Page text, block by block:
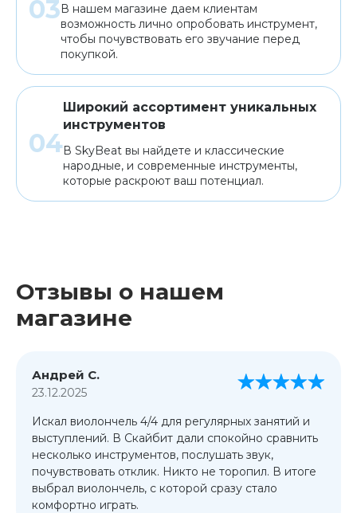
В нашем магазине даем клиентам
возможность лично опробовать инструмент,
чтобы почувствовать его звучание перед
покупкой.
Широкий ассортимент уникальных
инструментов
В SkyBeat вы найдете и классические
народные, и современные инструменты,
которые раскроют ваш потенциал.
Отзывы о нашем
магазине
Андрей С.
23.12.2025
Искал виолончель 4/4 для регулярных занятий и
выступлений. В Скайбит дали спокойно сравнить
несколько инструментов, послушать звук,
почувствовать отклик. Никто не торопил. В итоге
выбрал виолончель, с которой сразу стало
комфортно играть.